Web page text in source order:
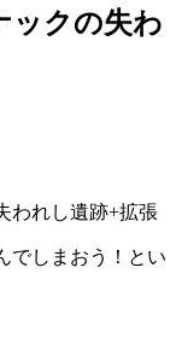
ックの失わ
でしまおう！とい